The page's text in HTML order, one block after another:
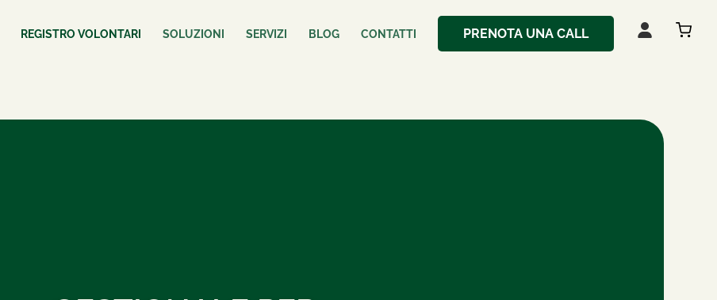
REGISTRO VOLONTARI SOLUZIONI SERVIZI BLOG CONTATTI PRENOTA UNA CALL